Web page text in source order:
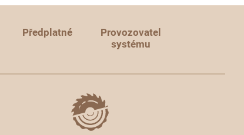
Předplatné
Provozovatel
systému